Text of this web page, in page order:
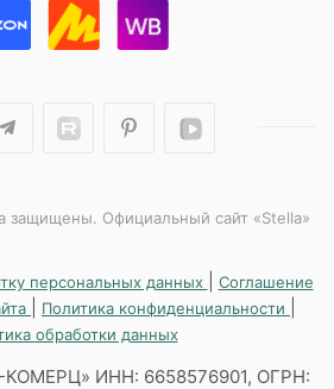
защищены. Официальный сайт «Stella»
персональных данных
Соглашение
Политика конфиденциальности
обработки данных
ИНН: 6658576901, ОГРН: